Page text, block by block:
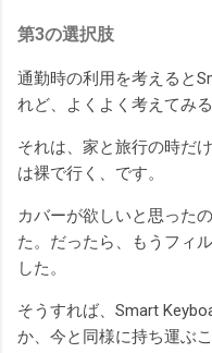
第3の選択肢
通勤時の利用を考えると
れど、よくよく考えてみ
それは、家と旅行の時だ
は裸で行く、です。
カバーが欲しいと思った
た。だったら、もうフィ
した。
そうすれば、Smart
か、今と同様に持ち運ぶ